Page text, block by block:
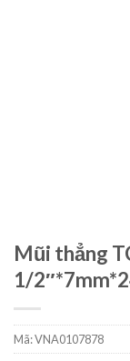
Mũi thẳng
1/
Mã:VNA0107878